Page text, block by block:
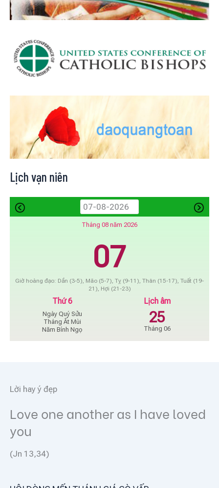
Lịch vạn niên
Tháng 08 năm 2026
07
Giờ hoàng đạo: Dần (3-5), Mão (5-7), Tỵ (9-11), Thân (15-17), Tuất (19-
21), Hợi (21-23)
Thứ 6
Ngày Quý Sửu
Tháng Ất Mùi
Năm Bính Ngọ
Lịch âm
25
Tháng 06
Lời hay ý đẹp
Love one another as I have loved
you
(Jn 13,34)